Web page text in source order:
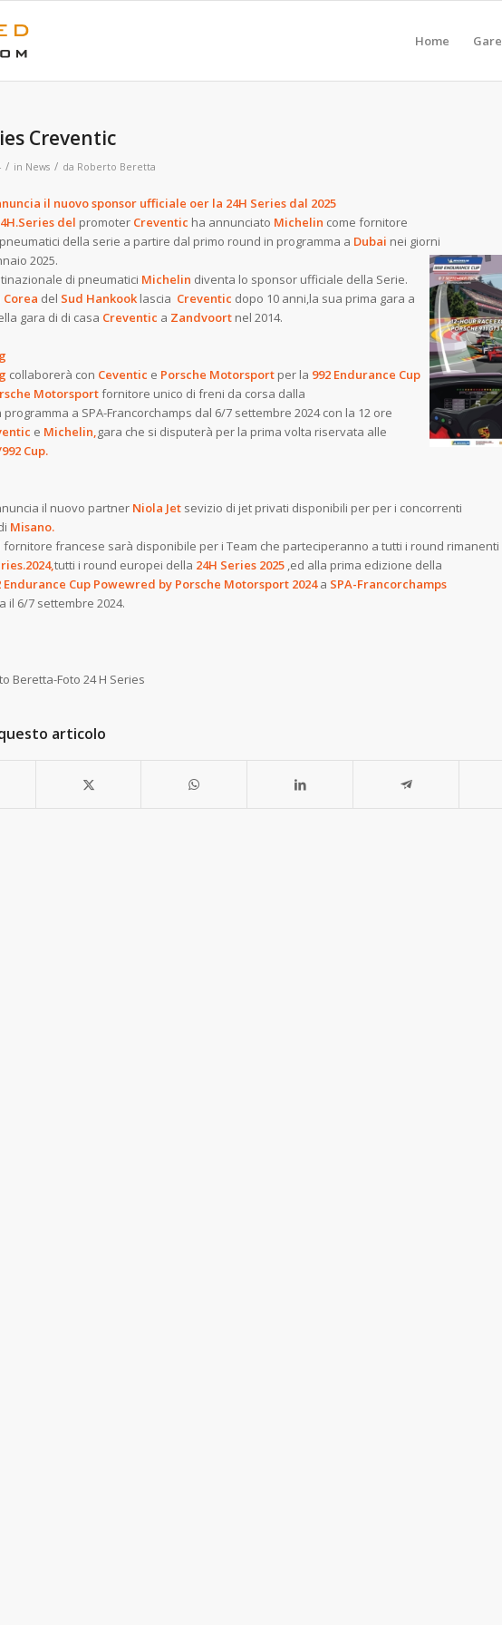
Home Gare
Creventic
/ in News / da Roberto Beretta
il nuovo sponsor ufficiale oer la 24H Series dal 2025
del promoter Creventic ha annunciato Michelin come fornitore
della serie a partire dal primo round in programma a Dubai nei giorni
2025.
di pneumatici Michelin diventa lo sponsor ufficiale della Serie.
Corea del Sud Hankook lascia Creventic dopo 10 anni,la sua prima gara a
gara di di casa Creventic a Zandvoort nel 2014.
collaborerà con Ceventic e Porsche Motorsport per la 992 Endurance Cup
Motorsportfornitore unico di freni da corsa dalla
a SPA-Francorchamps dal 6/7 settembre 2024 con la 12 ore
e Michelin,gara che si disputerà per la prima volta riservata alle
Cup.
il nuovo partner Niola Jet sevizio di jet privati disponibili per per i concorrenti
Misano.
fornitore francese sarà disponibile per i Team che parteciperanno a tutti i round rimanenti
tutti i round europei della 24H Series 2025 ,ed alla prima edizione della
Endurance Cup Powewred by Porsche Motorsport 2024a SPA-Francorchamps
il 6/7 settembre 2024.
Beretta-Foto 24 H Series
articolo